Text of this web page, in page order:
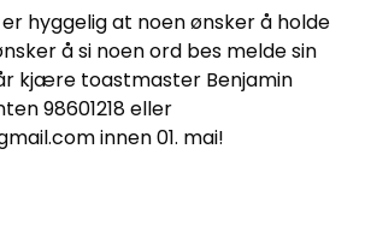
hyggelig at noen ønsker å holde
å si noen ord bes melde sin
kjære toastmaster Benjamin
98601218 eller
innen 01. mai!